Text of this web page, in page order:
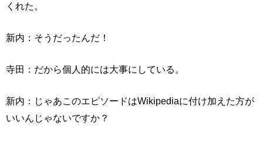
くれた。
新内：そうだったんだ！
寺田：だから個人的には大事にしている。
新内：じゃあこのエピソードはWikipediaに付け加えた方が
いいんじゃないですか？